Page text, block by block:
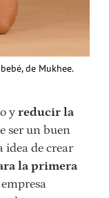
de Mukhee.
y reducir la
ser un buen
idea de crear
la primera